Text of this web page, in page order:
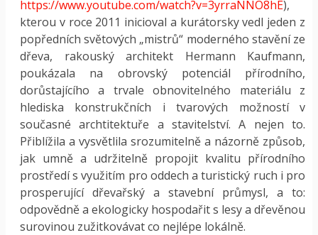
https://www.youtube.com/watch?v=3yrraNNO8hE),
kterou v roce 2011 inicioval a kurátorsky vedl jeden z
popředních světových „mistrů“ moderného stavění ze
dřeva, rakouský architekt Hermann Kaufmann,
poukázala na obrovský potenciál přírodního,
dorůstajícího a trvale obnovitelného materiálu z
hlediska konstrukčních i tvarových možností v
současné archtitektuře a stavitelství. A nejen to.
Přiblížila a vysvětlila srozumitelně a názorně způsob,
jak umně a udržitelně propojit kvalitu přírodního
prostředí s využitím pro oddech a turistický ruch i pro
prosperující dřevařský a stavební průmysl, a to:
odpovědně a ekologicky hospodařit s lesy a dřevěnou
surovinou zužitkovávat co nejlépe lokálně.